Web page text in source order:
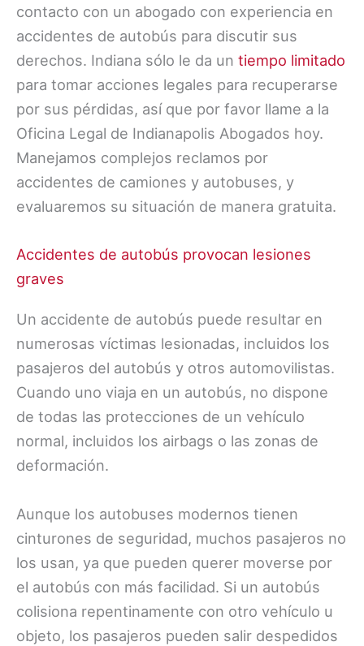
contacto con un abogado con experiencia en
accidentes de autobús para discutir sus
derechos. Indiana sólo le da un tiempo limitado
para tomar acciones legales para recuperarse
por sus pérdidas, así que por favor llame a la
Oficina Legal de Indianapolis Abogados hoy.
Manejamos complejos reclamos por
accidentes de camiones y autobuses, y
evaluaremos su situación de manera gratuita.
Accidentes de autobús provocan lesiones
graves
Un accidente de autobús puede resultar en
numerosas víctimas lesionadas, incluidos los
pasajeros del autobús y otros automovilistas.
Cuando uno viaja en un autobús, no dispone
de todas las protecciones de un vehículo
normal, incluidos los airbags o las zonas de
deformación.
Aunque los autobuses modernos tienen
cinturones de seguridad, muchos pasajeros no
los usan, ya que pueden querer moverse por
el autobús con más facilidad. Si un autobús
colisiona repentinamente con otro vehículo u
objeto, los pasajeros pueden salir despedidos